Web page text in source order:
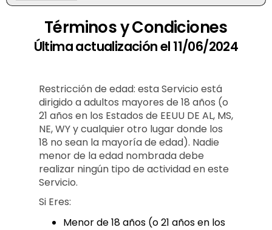
Términos y Condiciones
Última actualización el 11/06/2024
Restricción de edad: esta Servicio está
dirigido a adultos mayores de 18 años (o
21 años en los Estados de EEUU DE AL, MS,
NE, WY y cualquier otro lugar donde los
18 no sean la mayoría de edad). Nadie
menor de la edad nombrada debe
realizar ningún tipo de actividad en este
Servicio.
Si Eres:
Menor de 18 años (o 21 años en los